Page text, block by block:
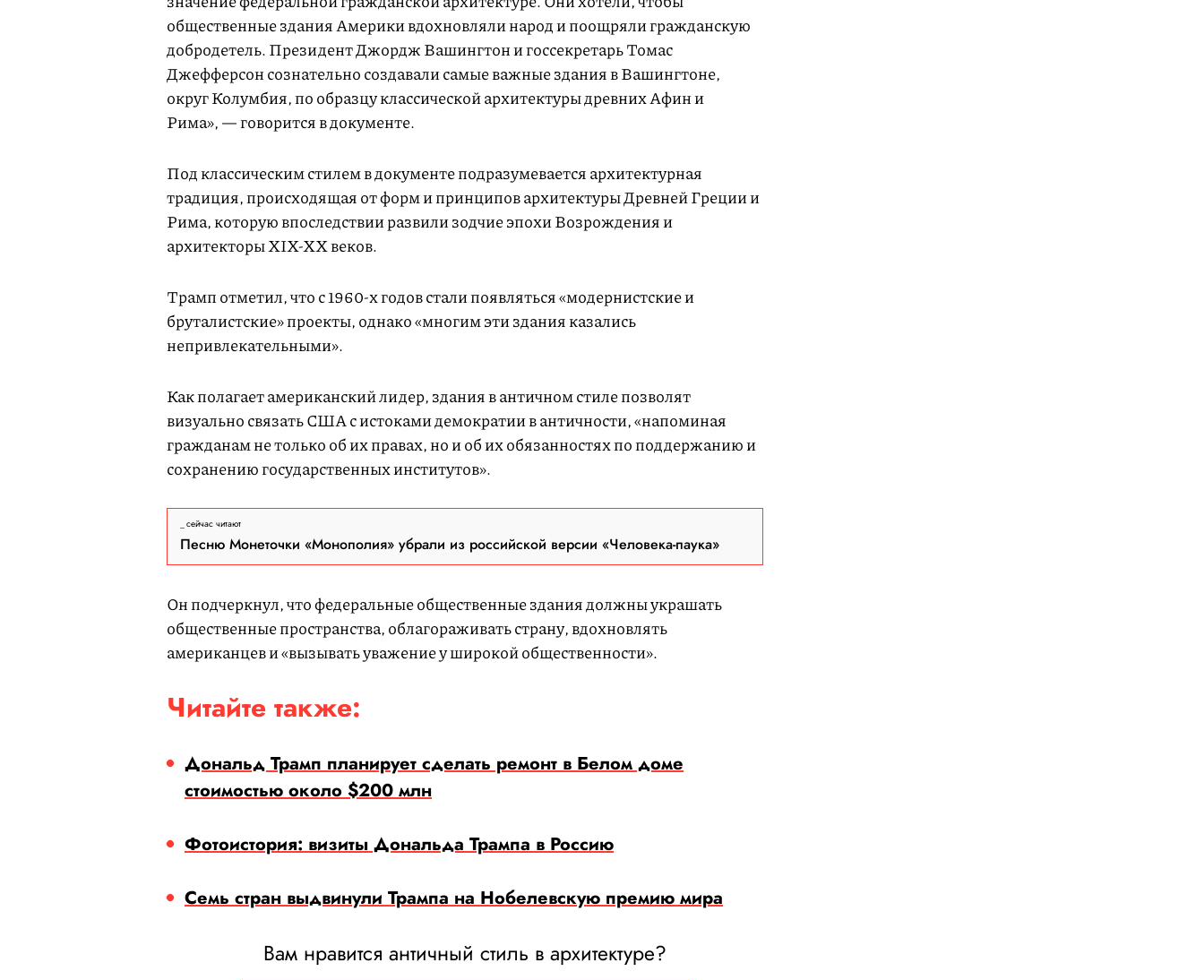
общественные здания Америки вдохновляли народ и поощряли гражданскую
добродетель. Президент Джордж Вашингтон и госсекретарь Томас
Джефферсон сознательно создавали самые важные здания в Вашингтоне,
округ Колумбия, по образцу классической архитектуры древних Афин и
Рима», — говорится в документе.
Под классическим стилем в документе подразумевается архитектурная
традиция, происходящая от форм и принципов архитектуры Древней Греции и
Рима, которую впоследствии развили зодчие эпохи Возрождения и
архитекторы XIX-XX веков.
Трамп отметил, что с 1960-х годов стали появляться «модернистские и
бруталистские» проекты, однако «многим эти здания казались
непривлекательными».
Как полагает американский лидер, здания в античном стиле позволят
визуально связать США с истоками демократии в античности, «напоминая
гражданам не только об их правах, но и об их обязанностях по поддержанию и
сохранению государственных институтов».
сейчас читают
Песню Монеточки «Монополия» убрали из российской версии «Человека-паука»
Он подчеркнул, что федеральные общественные здания должны украшать
общественные пространства, облагораживать страну, вдохновлять
американцев и «вызывать уважение у широкой общественности».
Читайте также:
Дональд Трамп планирует сделать ремонт в Белом доме
стоимостью около $200 млн
Фотоистория: визиты Дональда Трампа в Россию
Семь стран выдвинули Трампа на Нобелевскую премию мира
Вам нравится античный стиль в архитектуре?